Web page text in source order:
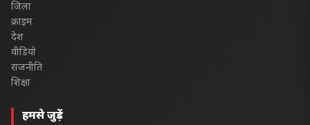
जिला
क्राइम
देश
वीडियो
राजनीति
शिक्षा
हमसे जुड़ें